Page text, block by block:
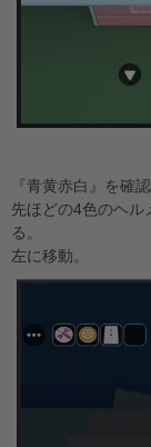
『青黄赤白』を確認
先ほどの4色のヘル
る。
左に移動。